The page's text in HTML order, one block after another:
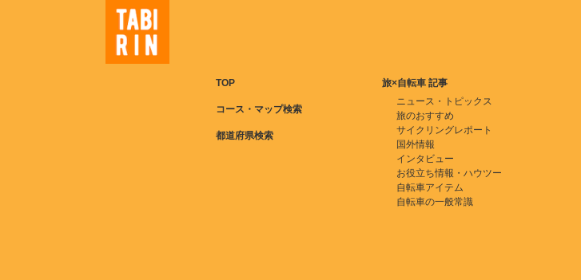
TOP
コース・マップ検索
都道府県検索
旅×自転車 記事
ニュース・トピックス
旅のおすすめ
サイクリングレポート
国外情報
インタビュー
お役立ち情報・ハウツー
自転車アイテム
自転車の一般常識